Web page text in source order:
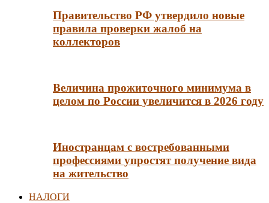
Правительство РФ утвердило новые
правила проверки жалоб на
коллекторов
Величина прожиточного минимума в
целом по России увеличится в 2026 году
Иностранцам с востребованными
профессиями упростят получение вида
на жительство
НАЛОГИ